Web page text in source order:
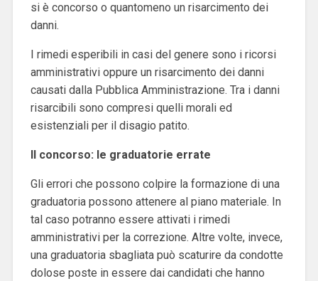
si è concorso o quantomeno un risarcimento dei
danni.
I rimedi esperibili in casi del genere sono i ricorsi
amministrativi oppure un risarcimento dei danni
causati dalla Pubblica Amministrazione. Tra i danni
risarcibili sono compresi quelli morali ed
esistenziali per il disagio patito.
Il concorso: le graduatorie errate
Gli errori che possono colpire la formazione di una
graduatoria possono attenere al piano materiale. In
tal caso potranno essere attivati i rimedi
amministrativi per la correzione. Altre volte, invece,
una graduatoria sbagliata può scaturire da condotte
dolose poste in essere dai candidati che hanno